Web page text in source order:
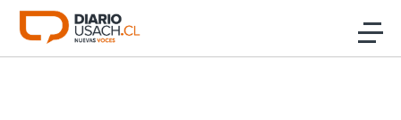
Click acá para ir directamente al contenido